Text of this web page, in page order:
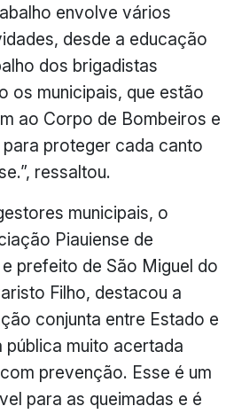
envolve vários
desde a educação
dos brigadistas
os municipais, que estão
ao Corpo de Bombeiros e
proteger cada canto
ressaltou.
municipais, o
Piauiense de
prefeito de São Miguel do
Filho, destacou a
conjunta entre Estado e
pública muito acertada
prevenção. Esse é um
para as queimadas e é